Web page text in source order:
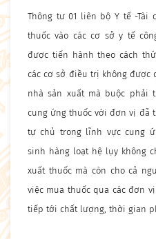
Thông tư 01 liên bộ Y tế -
thuốc vào các cơ sở y tế
được tiến hành theo cách
các cơ sở điều trị không được
nhà sản xuất mà buộc phải
cung ứng thuốc với đơn vị đã
tự chủ trong lĩnh vực cung
sinh hàng loạt hệ lụy không
xuất thuốc mà còn cho cả
việc mua thuốc qua các đơn
tiếp tới chất lượng, thời gian